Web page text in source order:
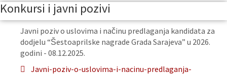
Konkursi i javni pozivi
Javni poziv o uslovima i načinu predlaganja kandidata za
dodjelu “Šestoaprilske nagrade Grada Sarajeva” u 2026.
godini - 08.12.2025.
Javni-poziv-o-uslovima-i-nacinu-predlaganja-